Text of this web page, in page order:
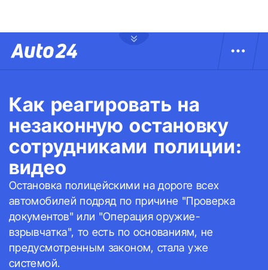
Как реагировать на
незаконную остановку
сотрудниками полиции:
видео
Остановка полицейскими на дороге всех
автомобилей подряд по причине "Проверка
документов" или "Операция оружие-
взрывчатка", то есть по основаниям, не
предусмотренным законом, стала уже
системой.